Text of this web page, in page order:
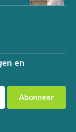
en
Abonneer